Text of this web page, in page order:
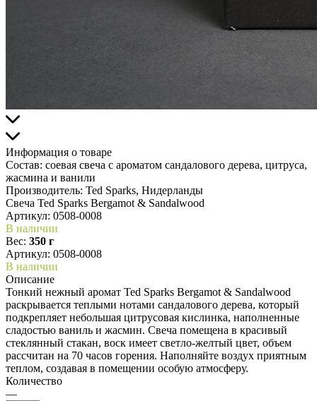
Информация о товаре
Состав: соевая свеча с ароматом сандалового дерева, цитруса,
жасмина и ванили
Производитель: Ted Sparks, Нидерланды
Свеча Ted Sparks Bergamot & Sandalwood
Артикул: 0508-0008
В наличии
Вес: 350 г
Артикул: 0508-0008
В наличии
Описание
Тонкий нежный аромат Ted Sparks Bergamot & Sandalwood
раскрывается теплыми нотами сандалового дерева, который
подкрепляет небольшая цитрусовая кислинка, наполненные
сладостью ваниль и жасмин. Свеча помещена в красивый
стеклянный стакан, воск имеет светло-желтый цвет, объем
рассчитан на 70 часов горения. Наполняйте воздух приятным
теплом, создавая в помещении особую атмосферу.
Количество
—